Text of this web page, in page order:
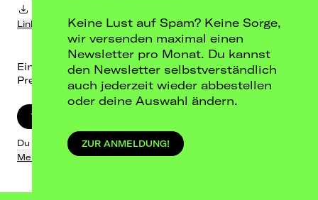
Link kopieren
Einlass: 19:00 / Beginn: 20:00
Preis: 29,95 € inkl. Gebühren
TICKETS KAUFEN
Du wirst zu Eventim weitergeleitet.
Mehr dazu
Keine Lust auf Spam? Keine Sorge,
wir versenden maximal einen
Newsletter pro Monat. Du kannst
den Newsletter selbstverständlich
auch jederzeit wieder abbestellen
oder deine Auswahl ändern.
ZUR ANMELDUNG!